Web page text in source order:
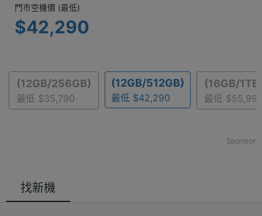
門市空機價 (最低) $42,290
門市空機價 (最低)
$42,290
(12GB/256GB)
最低 $35,790
(12GB/512GB)
最低 $42,290
(16GB/
最低
Sponsor
找新機